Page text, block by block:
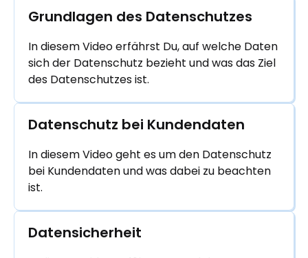
Grundlagen des Datenschutzes
In diesem Video erfährst Du, auf welche Daten
sich der Datenschutz bezieht und was das Ziel
des Datenschutzes ist.
Datenschutz bei Kundendaten
In diesem Video geht es um den Datenschutz
bei Kundendaten und was dabei zu beachten
ist.
Datensicherheit